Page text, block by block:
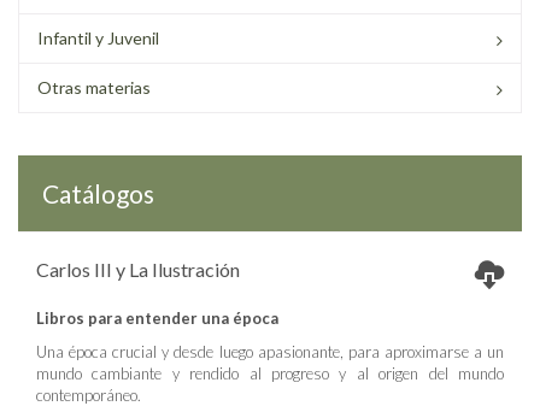
Infantil y Juvenil
Otras materias
Catálogos
Carlos III y La Ilustración
Libros para entender una época
Una época crucial y desde luego apasionante, para aproximarse a un
mundo cambiante y rendido al progreso y al origen del mundo
contemporáneo.